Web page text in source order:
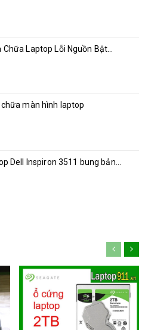
Chữa Laptop Lỗi Nguồn Bật...
chữa màn hình laptop
Dell Inspiron 3511 bung bản...